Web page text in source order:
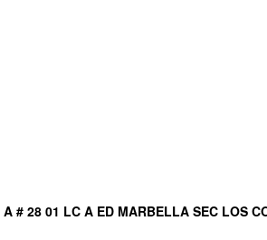
A # 28 01 LC A ED MARBELLA SEC LOS